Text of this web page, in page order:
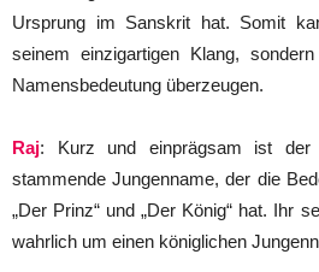
Ursprung im Sanskrit hat. Somit
seinem einzigartigen Klang,
Namensbedeutung überzeugen.
Raj: Kurz und einprägsam ist der
stammende Jungenname, der die
„Der Prinz“ und „Der König“ hat. Ihr
wahrlich um einen königlichen